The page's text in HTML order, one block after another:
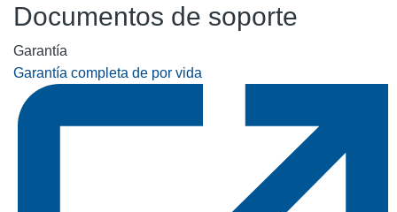
Documentos de soporte
Garantía
Garantía completa de por vida